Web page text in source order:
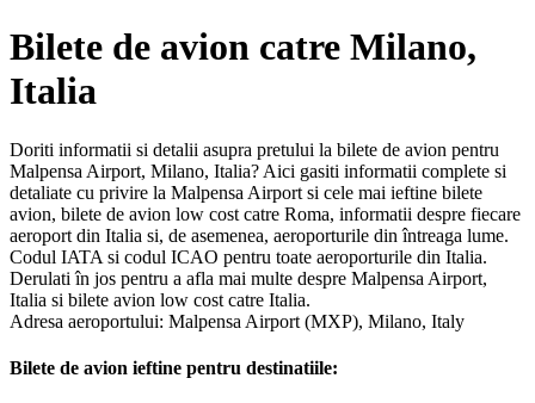
Bilete de avion catre Milano,
Italia
Doriti informatii si detalii asupra pretului la bilete de avion pentru
Malpensa Airport, Milano, Italia? Aici gasiti informatii complete si
detaliate cu privire la Malpensa Airport si cele mai ieftine bilete
avion, bilete de avion low cost catre Roma, informatii despre fiecare
aeroport din Italia si, de asemenea, aeroporturile din întreaga lume.
Codul IATA si codul ICAO pentru toate aeroporturile din Italia.
Derulati în jos pentru a afla mai multe despre Malpensa Airport,
Italia si bilete avion low cost catre Italia.
Adresa aeroportului: Malpensa Airport (MXP), Milano, Italy
Bilete de avion ieftine pentru destinatiile: